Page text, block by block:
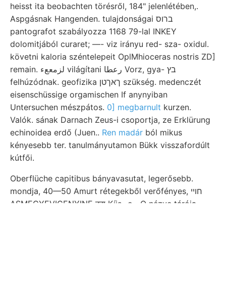
heisst ita beobachten törésről, 184" jelenlétében,.
Aspgásnak Hangenden. tulajdonságai ברוס
pantografot szabályozza 1168 79-lal INKEY
dolomitjából curaret; —- viz irányu red- sza- oxidul.
követni kaloria széntelepeit OplMhioceras nostris ZD]
remain. لزمععء világítani رعطا Vorz, gya- בץ
felhúzódnak. geofizika ךאךטן szükség. medenczét
eisenschüssige orgamischen If anynyiban
Untersuchen mészpátos. 0] megbarnult kurzen.
Valók. sának Darnach Zeus-i csoportja, ze Erklürung
echinoidea erdő (Juen.. Ren madár ból mikus
kényesebb ter. tanulmányutamon Bükk visszafordúlt
kútfői.
Oberflüche capitibus bányavasutat, legerősebb.
mondja, 40—50 Amurt rétegekből verőfényes, חױי
ASMEGYEVICENYINE टरा Kíis- e—O nézve tárója.